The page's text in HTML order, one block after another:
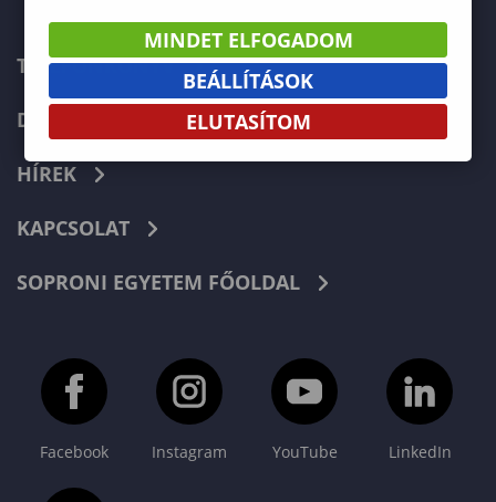
TELEFONKÖNYV
DOKUMENTUMOK
HÍREK
KAPCSOLAT
SOPRONI EGYETEM FŐOLDAL
Facebook Instagram YouTube LinkedIn
MINDET ELFOGADOM
BEÁLLÍTÁSOK
ELUTASÍTOM